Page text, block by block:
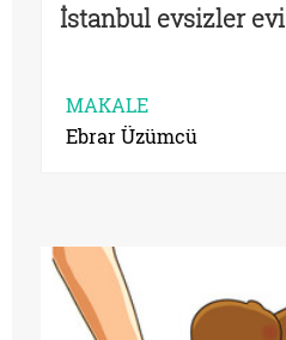
İstanbul evsizler evi
MAKALE
Ebrar Üzümcü